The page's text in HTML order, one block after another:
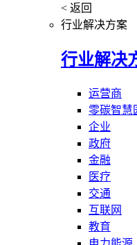
< 返回
行业解决方案
行业解决
运营商
零碳智慧
企业
政府
金融
医疗
交通
互联网
教育